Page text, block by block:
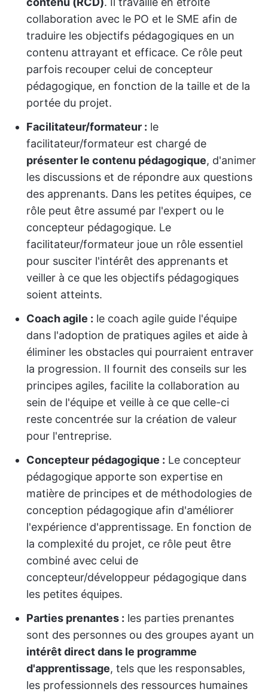
collaboration avec le PO et le SME afin de
traduire les objectifs pédagogiques en un
contenu attrayant et efficace. Ce rôle peut
parfois recouper celui de concepteur
pédagogique, en fonction de la taille et de la
portée du projet.
Facilitateur/formateur : le
facilitateur/formateur est chargé de
présenter le contenu pédagogique, d'animer
les discussions et de répondre aux questions
des apprenants. Dans les petites équipes, ce
rôle peut être assumé par l'expert ou le
concepteur pédagogique. Le
facilitateur/formateur joue un rôle essentiel
pour susciter l'intérêt des apprenants et
veiller à ce que les objectifs pédagogiques
soient atteints.
Coach agile : le coach agile guide l'équipe
dans l'adoption de pratiques agiles et aide à
éliminer les obstacles qui pourraient entraver
la progression. Il fournit des conseils sur les
principes agiles, facilite la collaboration au
sein de l'équipe et veille à ce que celle-ci
reste concentrée sur la création de valeur
pour l'entreprise.
Concepteur pédagogique : Le concepteur
pédagogique apporte son expertise en
matière de principes et de méthodologies de
conception pédagogique afin d'améliorer
l'expérience d'apprentissage. En fonction de
la complexité du projet, ce rôle peut être
combiné avec celui de
concepteur/développeur pédagogique dans
les petites équipes.
Parties prenantes : les parties prenantes
sont des personnes ou des groupes ayant un
intérêt direct dans le programme
d'apprentissage, tels que les responsables,
les professionnels des ressources humaines